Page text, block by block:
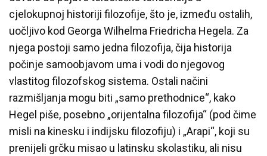
cjelokupnoj historiji filozofije, što je, između ostalih,
uočljivo kod Georga Wilhelma Friedricha Hegela. Za
njega postoji samo jedna filozofija, čija historija
počinje samoobjavom uma i vodi do njegovog
vlastitog filozofskog sistema. Ostali načini
razmišljanja mogu biti „samo prethodnice“, kako
Hegel piše, posebno „orijentalna filozofija“ (pod čime
misli na kinesku i indijsku filozofiju) i „Arapi“, koji su
prenijeli grčku misao u latinsku skolastiku, ali nisu